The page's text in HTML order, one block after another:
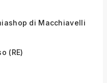
di Macchiavelli
(RE)